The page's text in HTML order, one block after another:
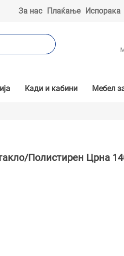
За нас Плаќање Испорака
Кади и кабини Мебел
Полистирен Црна